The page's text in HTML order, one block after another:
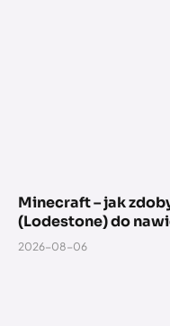
Minecraft – jak
(Lodestone) do
2026-08-06